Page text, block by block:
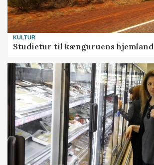
KULTUR
Studietur til kænguruens hjemland